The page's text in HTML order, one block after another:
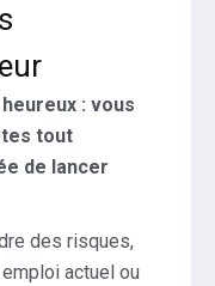
: vous
tout
de lancer
des risques,
actuel ou